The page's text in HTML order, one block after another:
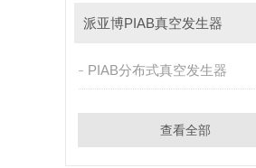
派亚博PIAB真空发生器
PIAB分布式真空发生器
查看全部